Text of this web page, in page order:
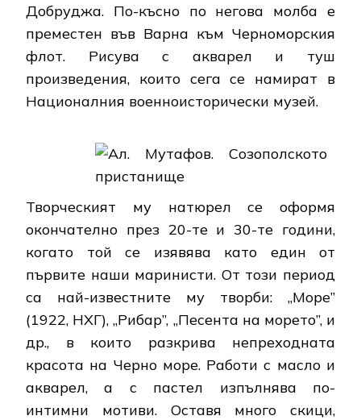
Добруджа. По-късно по негова молба е
преместен във Варна към Черноморския
флот. Рисува с акварел и туш
произведения, които сега се намират в
Националния военноисторически музей.
Творческият му натюрел се оформя
окончателно през 20-те и 30-те години,
когато той се изявява като един от
първите наши маринисти. От този период
са най-известните му творби: „Море”
(1922, НХГ), „Рибар”, „Песента на морето”, и
др., в които разкрива непреходната
красота на Черно море. Работи с масло и
акварел, а с пастел изпълнява по-
интимни мотиви. Оставя много скици,